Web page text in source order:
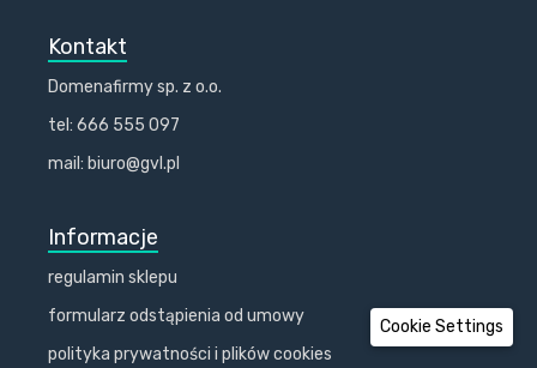
Kontakt
Domenafirmy sp. z o.o.
tel: 666 555 097
mail: biuro@gvl.pl
Informacje
regulamin sklepu
formularz odstąpienia od umowy
polityka prywatności i plików cookies
Cookie Settings